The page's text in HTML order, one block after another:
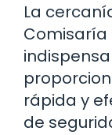
La
Comisaría
rápida y
de